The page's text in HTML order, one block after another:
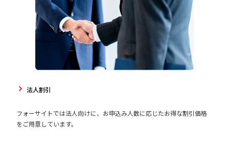
法人割引
フォーサイトでは法人向けに、お申込み人数に応じたお得な割引価格
をご用意しています。